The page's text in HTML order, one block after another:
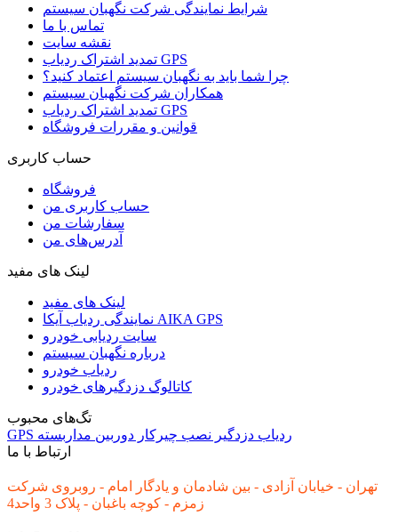
شرایط نمایندگی شرکت نگهبان سیستم
تماس با ما
نقشه سایت
تمدید اشتراک ردیاب GPS
چرا شما باید به نگهبان سیستم اعتماد کنید؟
همکاران شرکت نگهبان سیستم
تمدید اشتراک ردیاب GPS
قوانین و مقررات فروشگاه
حساب کاربری
فروشگاه
حساب کاربری من
سفارشات من
آدرس‌های من
لینک های مفید
لینک های مفید
نمایندگی ردیاب آیکا AIKA GPS
سایت ردیابی خودرو
درباره نگهبان سیستم
ردیاب خودرو
کاتالوگ دزدگیرهای خودرو
تگ‌های محبوب
GPS
ردیاب دزدگیر نصب چیرکار دوربین مداربسته
ارتباط با ما
تهران - خیابان آزادی - بین شادمان و یادگار امام - روبروی شرکت
زمزم - کوچه باغبان - پلاک 3 واحد4